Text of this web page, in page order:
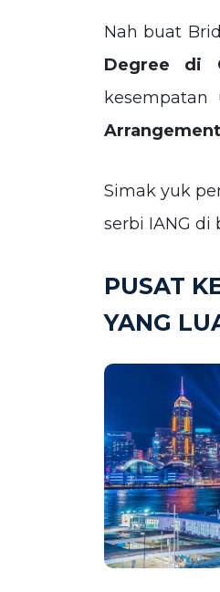
Nah buat
Degree di
Simak yuk
serbi IANG di
PUSAT
YANG